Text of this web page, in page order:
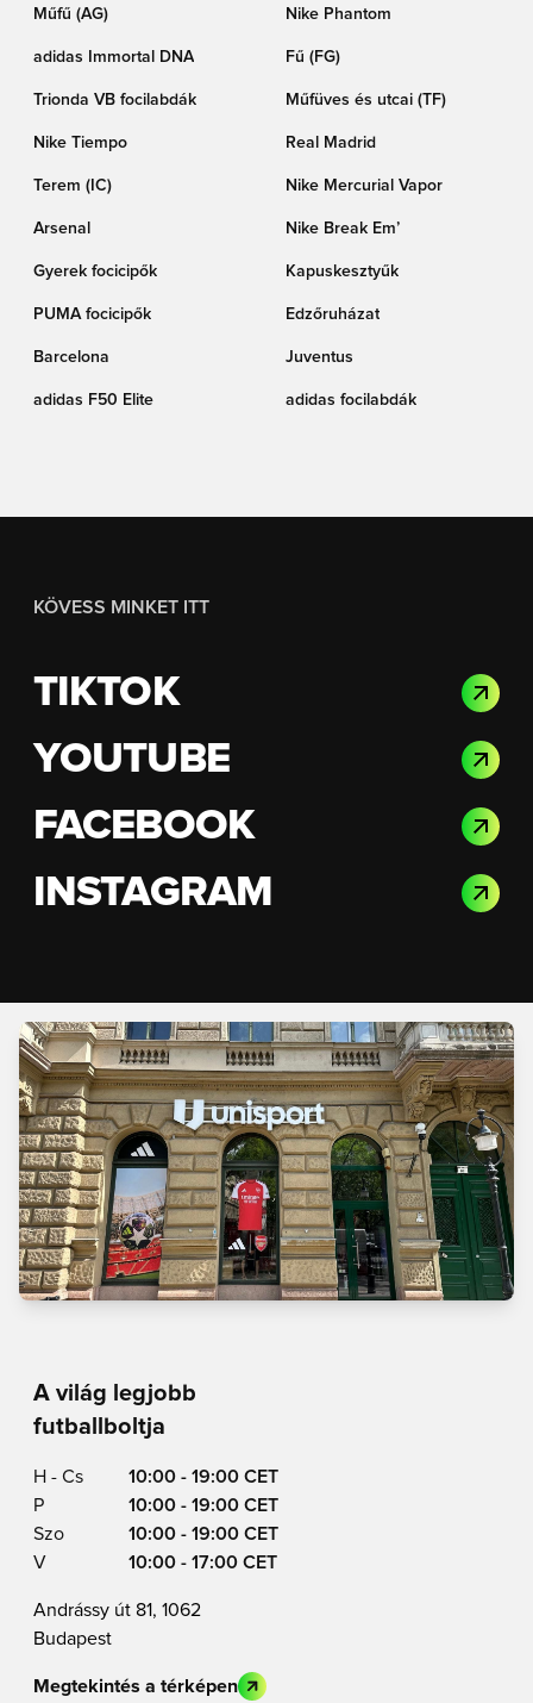
Műfű (AG) Nike Phantom
adidas Immortal DNA Fű (FG)
Trionda VB focilabdák Műfüves és utcai (TF)
Nike Tiempo Real Madrid
Terem (IC) Nike Mercurial Vapor
Arsenal Nike Break Em’
Gyerek focicipők Kapuskesztyűk
PUMA focicipők Edzőruházat
Barcelona Juventus
adidas F50 Elite adidas focilabdák
KÖVESS MINKET ITT
TIKTOK
YOUTUBE
FACEBOOK
INSTAGRAM
A világ legjobb
futballboltja
H - Cs
10:00 - 19:00 CET
P
10:00 - 19:00 CET
Szo
10:00 - 19:00 CET
V
10:00 - 17:00 CET
Andrássy út 81, 1062
Budapest
Megtekintés a térképen